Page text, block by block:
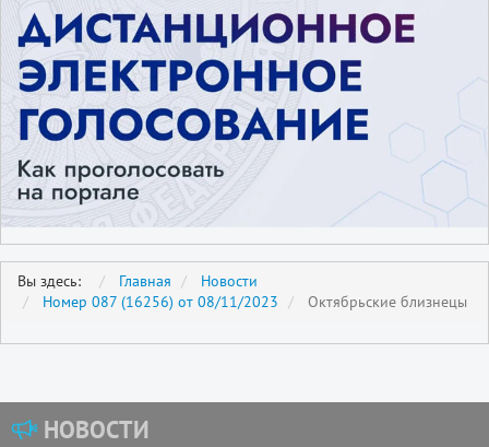
Вы здесь: Главная
Новости
Номер 087 (16256) от 08/11/2023
Октябрьские близнецы
НОВОСТИ